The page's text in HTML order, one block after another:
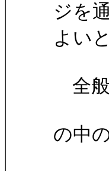
ジを
よい
全般
の中